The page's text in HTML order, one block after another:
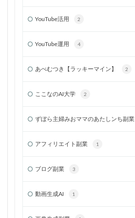
YouTube活用 2
YouTube運用 4
あべむつき【ラッキーマイン】 2
ここなのAI大学 2
ずぼら主婦みおママのあたしンち副業
アフィリエイト副業 1
ブログ副業 3
動画生成AI 1